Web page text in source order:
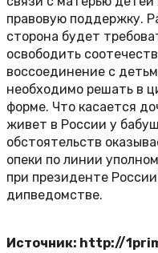
правовую поддержку.
сторона будет
освободить
воссоединение с
необходимо решать в
форме. Что касается
живет в России у
обстоятельств
опеки по линии
при президенте
дипведомстве.
Источник: http://